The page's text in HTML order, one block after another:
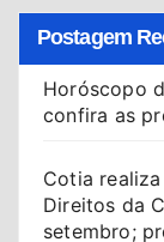
Postagem
Horóscopo
confira as
Cotia
Direitos da
setembro;